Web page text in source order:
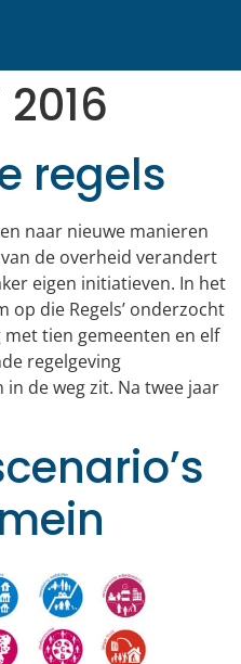
regels
naar nieuwe manieren
de overheid verandert
eigen initiatieven. In het
op die Regels’ onderzocht
tien gemeenten en elf
regelgeving
de weg zit. Na twee jaar